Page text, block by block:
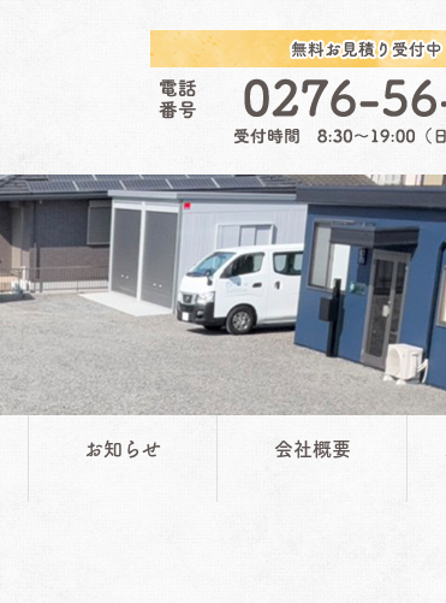
お知らせ 会社概要